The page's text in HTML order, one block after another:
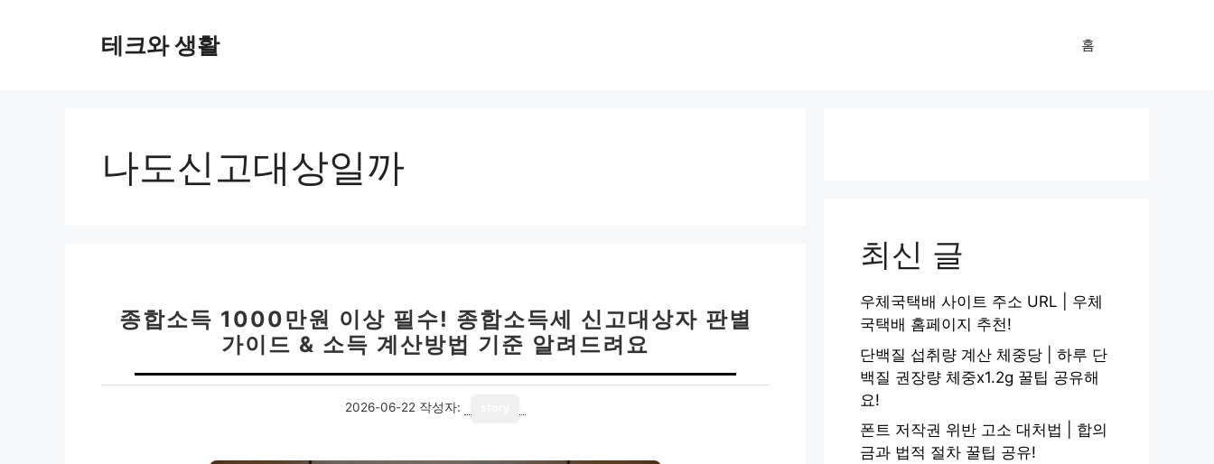
테크와 생활 홈
나도신고대상일까
종합소득 1000만원 이상 필수! 종합소득세 신고대상자 판별
가이드 & 소득 계산방법 기준 알려드려요
2026-06-22 작성자:
최신 글
우체국택배 사이트 주소 URL | 우체
국택배 홈페이지 추천!
단백질 섭취량 계산 체중당 | 하루 단
백질 권장량 체중x1.2g 꿀팁 공유해
요!
폰트 저작권 위반 고소 대처법 | 합의
금과 법적 절차 꿀팁 공유!